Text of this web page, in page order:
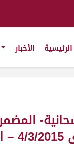
الرئيسية الأخبار